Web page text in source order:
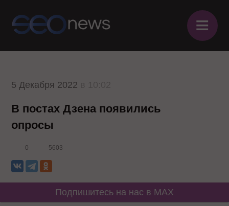
≡
5 Декабря 2022
В постах Дзена появились
опросы
0 5603
Подпишитесь на нас в MAX